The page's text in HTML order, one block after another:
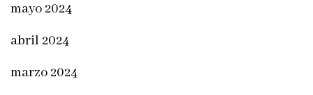
mayo 2024
abril 2024
marzo 2024